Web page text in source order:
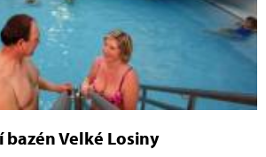
Velké Losiny